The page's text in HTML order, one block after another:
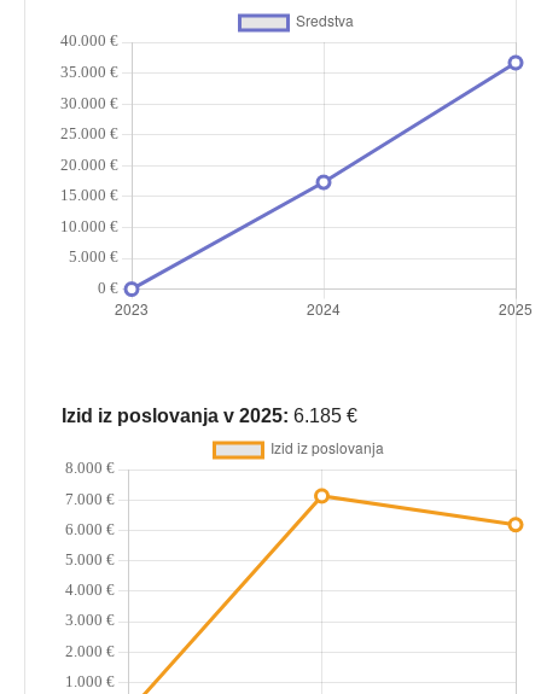
Izid iz poslovanja v 2025: 6.185 €